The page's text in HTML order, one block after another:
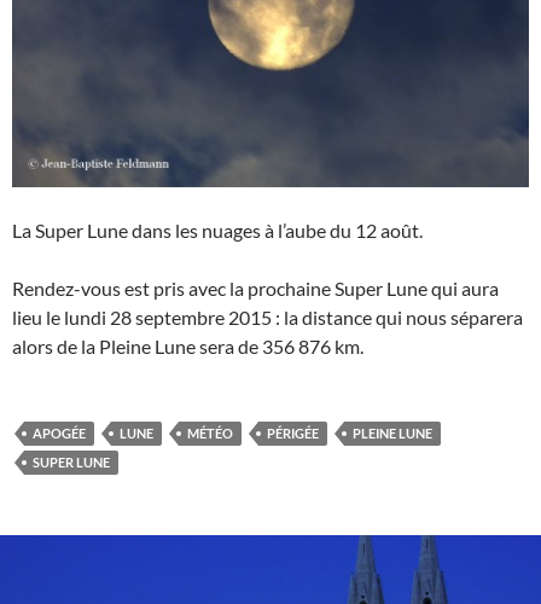
La Super Lune dans les nuages à l’aube du 12 août.
Rendez-vous est pris avec la prochaine Super Lune qui aura
lieu le lundi 28 septembre 2015 : la distance qui nous séparera
alors de la Pleine Lune sera de 356 876 km.
APOGÉE LUNE MÉTÉO PÉRIGÉE
PLEINE LUNE
SUPER LUNE